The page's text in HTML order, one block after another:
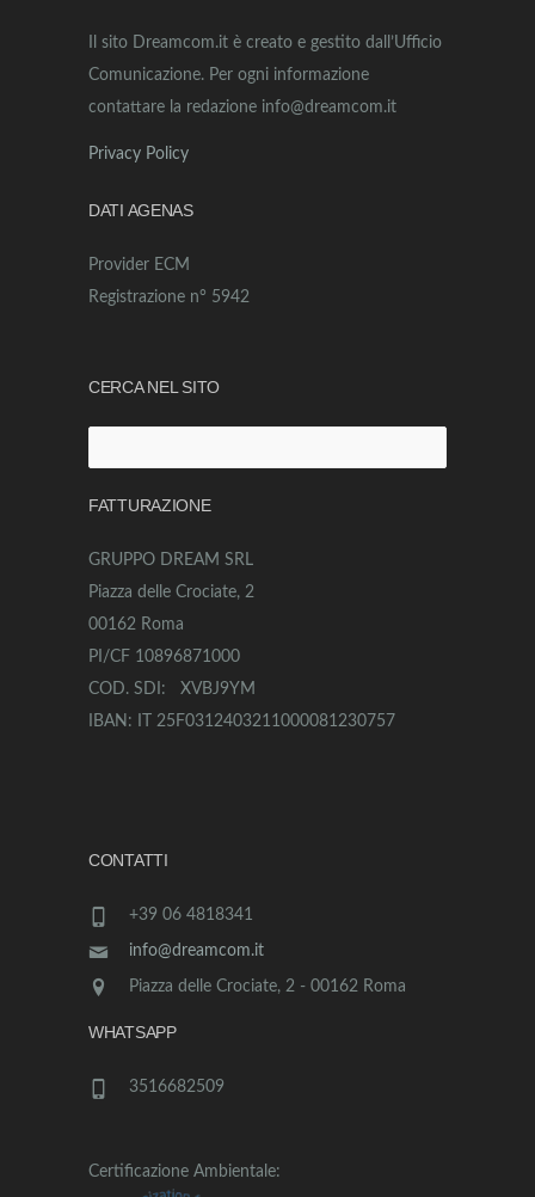
Il sito Dreamcom.it è creato e gestito dall’Ufficio
Comunicazione. Per ogni informazione
contattare la redazione info@dreamcom.it
Privacy Policy
DATI AGENAS
Provider ECM
Registrazione n° 5942
CERCA NEL SITO
per:
FATTURAZIONE
GRUPPO DREAM SRL
Piazza delle Crociate, 2
00162 Roma
PI/CF 10896871000
COD. SDI: XVBJ9YM
IBAN: IT 25F0312403211000081230757
CONTATTI
+39 06 4818341
info@dreamcom.it
Piazza delle Crociate, 2 - 00162 Roma
WHATSAPP
3516682509
Certificazione Ambientale: